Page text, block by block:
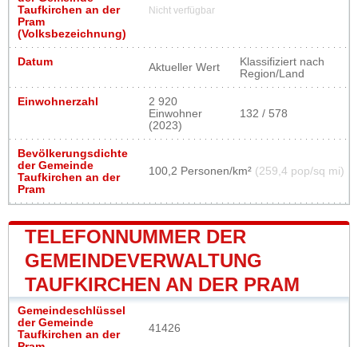
Taufkirchen an der
Pram
(Volksbezeichnung)
Nicht verfügbar
Datum Aktueller Wert
Klassifiziert nach
Region/Land
Einwohnerzahl
2 920
Einwohner
(2023)
132 / 578
Bevölkerungsdichte
der Gemeinde
Taufkirchen an der
Pram
100,2 Personen/km² (259,4 pop/sq mi)
TELEFONNUMMER DER
GEMEINDEVERWALTUNG
TAUFKIRCHEN AN DER PRAM
Gemeindeschlüssel
der Gemeinde
Taufkirchen an der
41426